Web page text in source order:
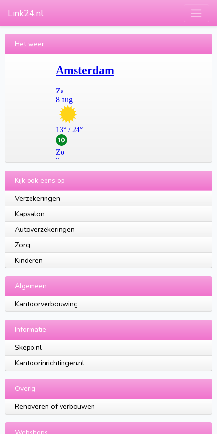
Link24.nl
Het weer
Kijk ook eens op
Verzekeringen
Kapsalon
Autoverzekeringen
Zorg
Kinderen
Algemeen
Kantoorverbouwing
Informatie
Skepp.nl
Kantoorinrichtingen.nl
Overig
Renoveren of verbouwen